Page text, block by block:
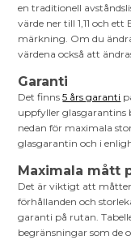
en traditionell
värde ner till 1,11 och
märkning. Om du
värdena också att
Garanti
Det finns5 års garanti
uppfyller glasgarantins
nedan för maximala
glasgarantin och i
Maximala mått
Det är viktigt att
förhållanden och
garanti på rutan.
begränsningar som de